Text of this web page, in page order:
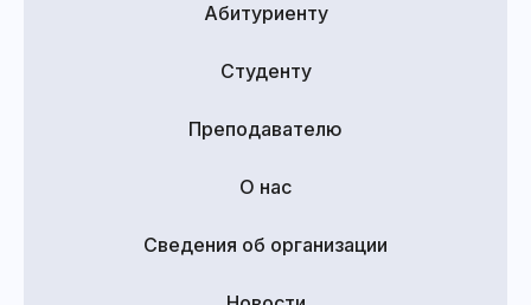
Абитуриенту
Студенту
Преподавателю
О нас
Сведения об организации